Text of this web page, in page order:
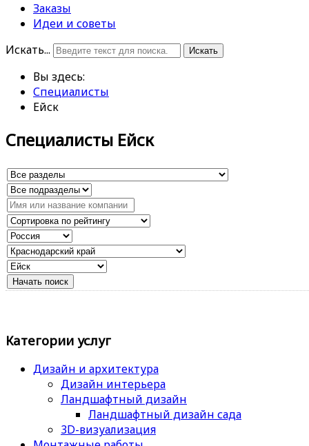
Заказы
Идеи и советы
Искать...
Искать
Вы здесь:
Специалисты
Ейск
Специалисты Ейск
Категории услуг
Дизайн и архитектура
Дизайн интерьера
Ландшафтный дизайн
Ландшафтный дизайн сада
3D-визуализация